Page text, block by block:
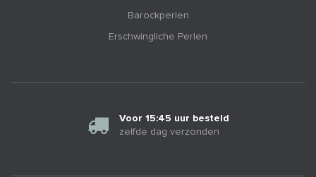
Barockperlen
Erschwingliche Perlen
Voor 15:45 uur besteld
zelfde dag verzonden